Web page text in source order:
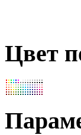
Цвет